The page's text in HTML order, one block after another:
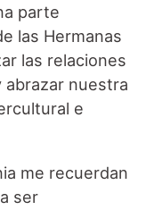
parte
las Hermanas
las relaciones
abrazar nuestra
e
me recuerdan
ser